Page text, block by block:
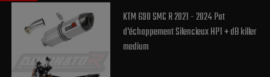
KTM 690 SMC R 2021 - 2024 Pot
d'échappement Silencieux HP1 + dB killer
medium